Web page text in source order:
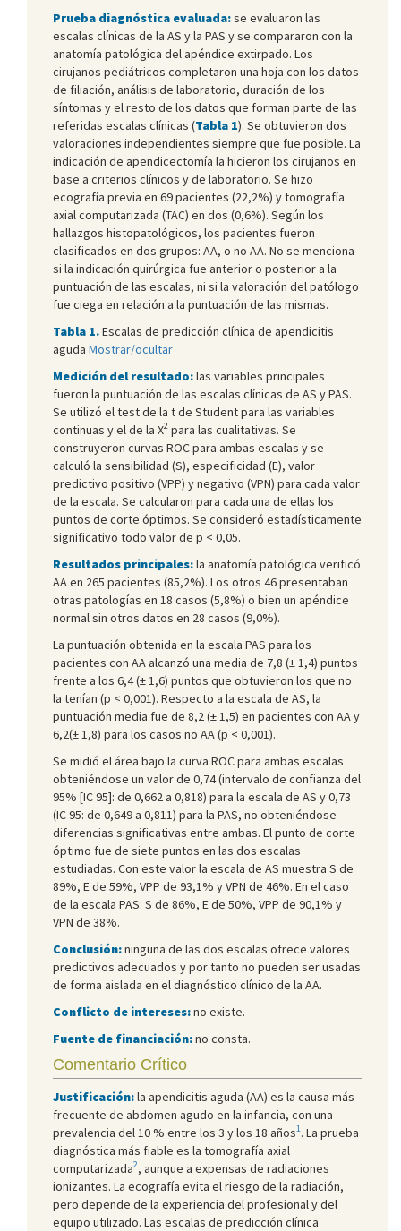
Prueba diagnóstica evaluada:se evaluaron las
escalas clínicas de la AS y la PAS y se compararon con la
anatomía patológica del apéndice extirpado. Los
cirujanos pediátricos completaron una hoja con los datos
de filiación, análisis de laboratorio, duración de los
síntomas y el resto de los datos que forman parte de las
referidas escalas clínicas (Tabla 1). Se obtuvieron dos
valoraciones independientes siempre que fue posible. La
indicación de apendicectomía la hicieron los cirujanos en
base a criterios clínicos y de laboratorio. Se hizo
ecografía previa en 69 pacientes (22,2%) y tomografía
axial computarizada (TAC) en dos (0,6%). Según los
hallazgos histopatológicos, los pacientes fueron
clasificados en dos grupos: AA, o no AA. No se menciona
si la indicación quirúrgica fue anterior o posterior a la
puntuación de las escalas, ni si la valoración del patólogo
fue ciega en relación a la puntuación de las mismas.
Tabla 1.Escalas de predicción clínica de apendicitis
aguda Mostrar/ocultar
Medición del resultado:las variables principales
fueron la puntuación de las escalas clínicas de AS y PAS.
Se utilizó el test de la t de Student para las variables
continuas y el de la Χ2 para las cualitativas. Se
construyeron curvas ROC para ambas escalas y se
calculó la sensibilidad (S), especificidad (E), valor
predictivo positivo (VPP) y negativo (VPN) para cada valor
de la escala. Se calcularon para cada una de ellas los
puntos de corte óptimos. Se consideró estadísticamente
significativo todo valor de p < 0,05.
Resultados principales:la anatomía patológica verificó
AA en 265 pacientes (85,2%). Los otros 46 presentaban
otras patologías en 18 casos (5,8%) o bien un apéndice
normal sin otros datos en 28 casos (9,0%).
La puntuación obtenida en la escala PAS para los
pacientes con AA alcanzó una media de 7,8 (± 1,4) puntos
frente a los 6,4 (± 1,6) puntos que obtuvieron los que no
la tenían (p < 0,001). Respecto a la escala de AS, la
puntuación media fue de 8,2 (± 1,5) en pacientes con AA y
6,2(± 1,8) para los casos no AA (p < 0,001).
Se midió el área bajo la curva ROC para ambas escalas
obteniéndose un valor de 0,74 (intervalo de confianza del
95% [IC 95]: de 0,662 a 0,818) para la escala de AS y 0,73
(IC 95: de 0,649 a 0,811) para la PAS, no obteniéndose
diferencias significativas entre ambas. El punto de corte
óptimo fue de siete puntos en las dos escalas
estudiadas. Con este valor la escala de AS muestra S de
89%, E de 59%, VPP de 93,1% y VPN de 46%. En el caso
de la escala PAS: S de 86%, E de 50%, VPP de 90,1% y
VPN de 38%.
Conclusión:ninguna de las dos escalas ofrece valores
predictivos adecuados y por tanto no pueden ser usadas
de forma aislada en el diagnóstico clínico de la AA.
Conflicto de intereses:no existe.
Fuente de financiación:no consta.
Comentario Crítico
Justificación:la apendicitis aguda (AA) es la causa más
frecuente de abdomen agudo en la infancia, con una
prevalencia del 10 % entre los 3 y los 18 años1. La prueba
diagnóstica más fiable es la tomografía axial
computarizada2, aunque a expensas de radiaciones
ionizantes. La ecografía evita el riesgo de la radiación,
pero depende de la experiencia del profesional y del
equipo utilizado. Las escalas de predicción clínica